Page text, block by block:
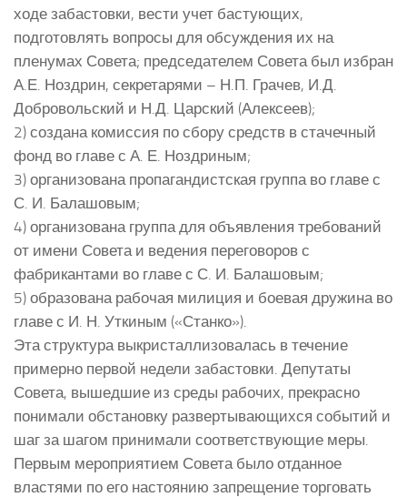
ходе забастовки, вести учет бастующих,
подготовлять вопросы для обсуждения их на
пленумах Совета; председателем Совета был избран
А.Е. Ноздрин, секретарями – Н.П. Грачев, И.Д.
Добровольский и Н.Д. Царский (Алексеев);
2) создана комиссия по сбору средств в стачечный
фонд во главе с А. Е. Ноздриным;
3) организована пропагандистская группа во главе с
С. И. Балашовым;
4) организована группа для объявления требований
от имени Совета и ведения переговоров с
фабрикантами во главе с С. И. Балашовым;
5) образована рабочая милиция и боевая дружина во
главе с И. Н. Уткиным («Станко»).
Эта структура выкристаллизовалась в течение
примерно первой недели забастовки. Депутаты
Совета, вышедшие из среды рабочих, прекрасно
понимали обстановку развертывающихся событий и
шаг за шагом принимали соответствующие меры.
Первым мероприятием Совета было отданное
властями по его настоянию запрещение торговать